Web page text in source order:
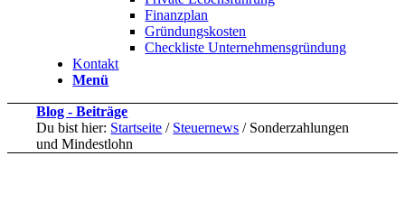
Finanzplan
Gründungskosten
Checkliste Unternehmensgründung
Kontakt
Menü
Blog - Beiträge
Du bist hier: Startseite / Steuernews / Sonderzahlungen
und Mindestlohn